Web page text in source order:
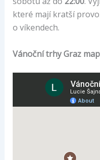
které mají kratší
o víkendech.
Vánoční trhy Graz